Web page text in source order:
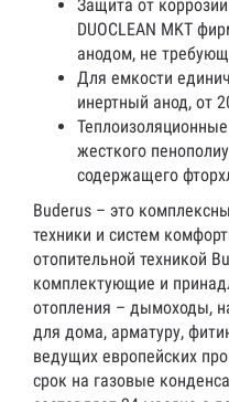
Защита от
DUOCLEAN MKT
анодом, не
Для емкости
инертный анод, от
жесткого
содержащего
Buderus – это
техники и систем
отопительной техникой
комплектующие и
отопления – дымоходы,
для дома, арматуру,
ведущих европейских
срок на газовые